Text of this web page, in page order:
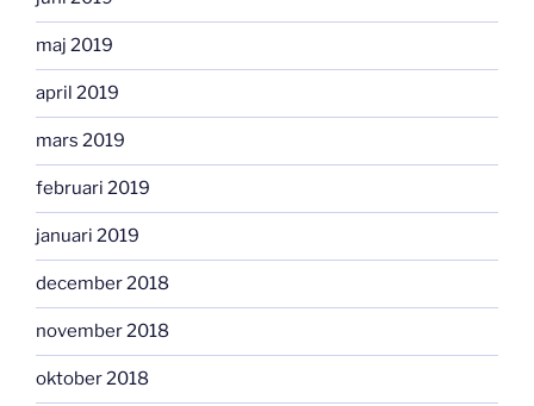
maj 2019
april 2019
mars 2019
februari 2019
januari 2019
december 2018
november 2018
oktober 2018